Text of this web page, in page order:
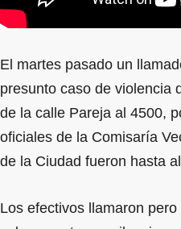
El martes pasado un
presunto caso de violencia
de la calle Pareja al 4500,
oficiales de la Comisaría
de la Ciudad fueron hasta
Los efectivos llamaron